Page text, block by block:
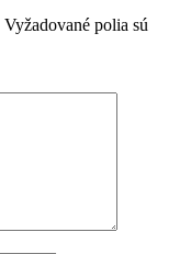
Vyžadované polia sú